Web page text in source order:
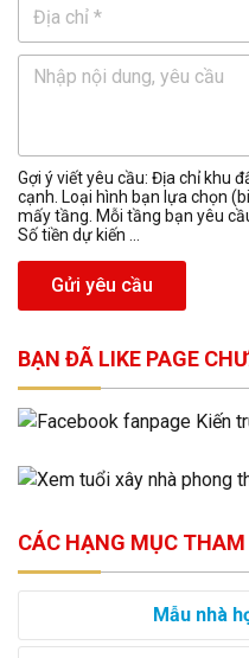
Gợi ý viết yêu cầu: Địa chỉ khu
cạnh. Loại hình bạn lựa chọn
mấy tầng. Mỗi tầng bạn yêu
Số tiền dự kiến ...
Gửi yêu cầu
BẠN ĐÃ LIKE PAGE
CÁC HẠNG MỤC THAM
Mẫu nhà